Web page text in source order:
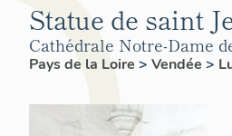
Statue de saint
Cathédrale Notre-Dame
Pays de la Loire > Vendée >